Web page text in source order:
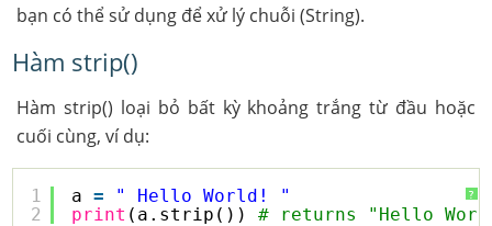
bạn có thể sử dụng để xử lý chuỗi (String).
Hàm strip()
Hàm strip() loại bỏ bất kỳ khoảng trắng từ đầu hoặc
cuối cùng, ví dụ:
?
1
2
a =
" Hello World! "
print (a.strip()) # returns "Hello